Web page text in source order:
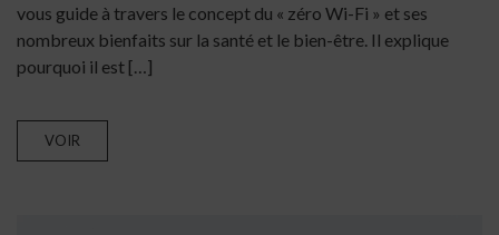
vous guide à travers le concept du « zéro Wi-Fi » et ses
nombreux bienfaits sur la santé et le bien-être. Il explique
pourquoi il est […]
VOIR